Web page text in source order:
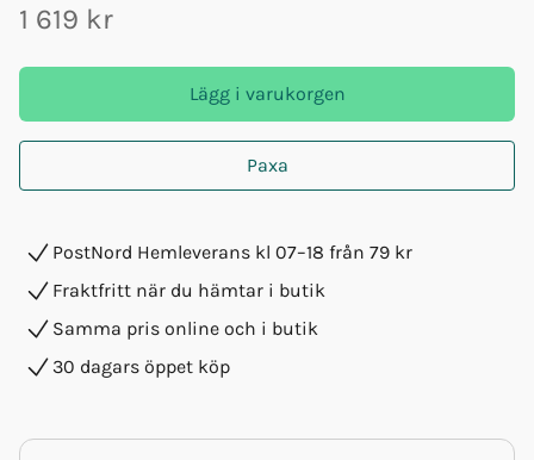
1 619 kr
Lägg i varukorgen
Paxa
PostNord Hemleverans kl 07–18 från 79 kr
Fraktfritt när du hämtar i butik
Samma pris online och i butik
30 dagars öppet köp